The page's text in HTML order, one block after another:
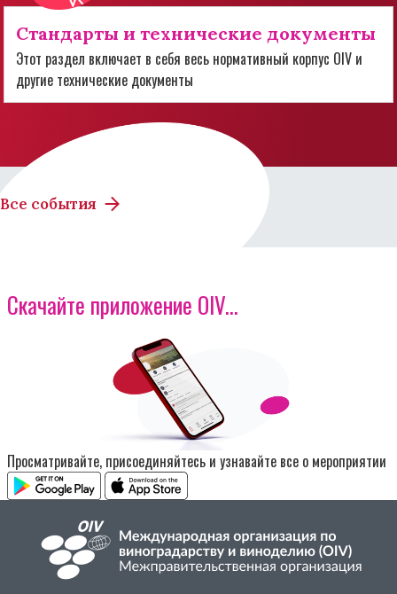
Стандарты и технические документы
Этот раздел включает в себя весь нормативный корпус OIV и
другие технические документы
Все события
Скачайте приложение OIV...
Изображение
Просматривайте, присоединяйтесь и узнавайте все о мероприятии